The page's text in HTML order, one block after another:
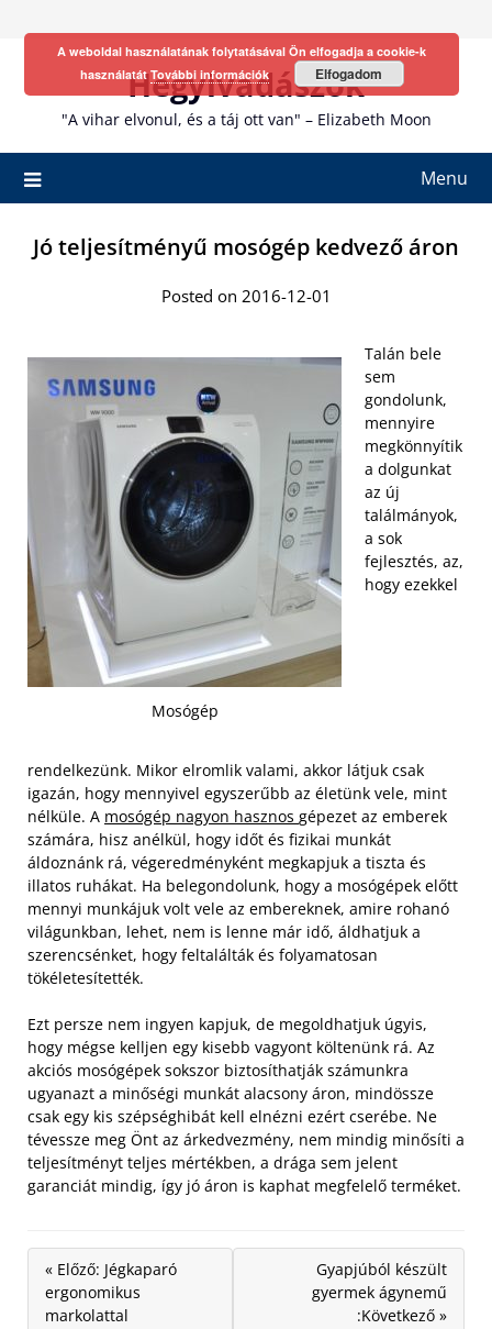
Hegyivadászok
"A vihar elvonul, és a táj ott van" – Elizabeth Moon
Menu
Jó teljesítményű mosógép kedvező áron
Posted on 2016-12-01
Mosógép
Talán bele
sem
gondolunk,
mennyire
megkönnyítik
a dolgunkat
az új
találmányok,
a sok
fejlesztés, az,
hogy ezekkel
rendelkezünk. Mikor elromlik valami, akkor látjuk csak
igazán, hogy mennyivel egyszerűbb az életünk vele, mint
nélküle. A mosógép nagyon hasznos gépezet az emberek
számára, hisz anélkül, hogy időt és fizikai munkát
áldoznánk rá, végeredményként megkapjuk a tiszta és
illatos ruhákat. Ha belegondolunk, hogy a mosógépek előtt
mennyi munkájuk volt vele az embereknek, amire rohanó
világunkban, lehet, nem is lenne már idő, áldhatjuk a
szerencsénket, hogy feltalálták és folyamatosan
tökéletesítették.
Ezt persze nem ingyen kapjuk, de megoldhatjuk úgyis,
hogy mégse kelljen egy kisebb vagyont költenünk rá. Az
akciós mosógépek sokszor biztosíthatják számunkra
ugyanazt a minőségi munkát alacsony áron, mindössze
csak egy kis szépséghibát kell elnézni ezért cserébe. Ne
tévessze meg Önt az árkedvezmény, nem mindig minősíti a
teljesítményt teljes mértékben, a drága sem jelent
garanciát mindig, így jó áron is kaphat megfelelő terméket.
« Előző: Jégkaparó
ergonomikus
markolattal
Gyapjúból készült
gyermek ágynemű
:Következő »
A weboldal használatának folytatásával Ön elfogadja a cookie-k
használatátTovábbi információk Elfogadom